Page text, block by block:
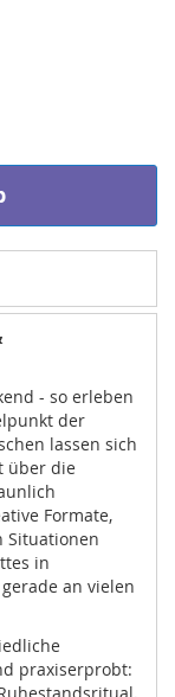
- so erleben
der
lassen sich
über die
Formate,
Situationen
in
an vielen
praxiserprobt: